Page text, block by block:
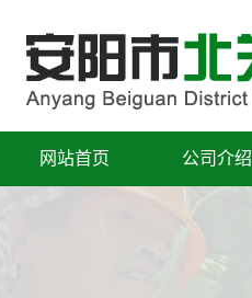
网站首页 公司介绍